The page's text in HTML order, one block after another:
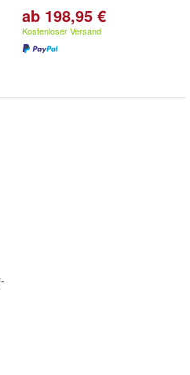
ab 198,95 €
Kostenloser Versand